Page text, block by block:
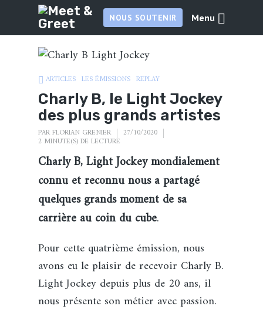
NOUS SOUTENIR Menu
ARTICLES LES ÉMISSIONS REPLAY
Charly B, le Light Jockey
des plus grands artistes
PARFLORIAN GRENIER 27/10/2020
2 MINUTE(S) DE LECTURE
Charly B, Light Jockey mondialement
connu et reconnu nous a partagé
quelques grands moment de sa
carrière au coin du cube.
Pour cette quatrième émission, nous
avons eu le plaisir de recevoir Charly B.
Light Jockey depuis plus de 20 ans, il
nous présente son métier avec passion.